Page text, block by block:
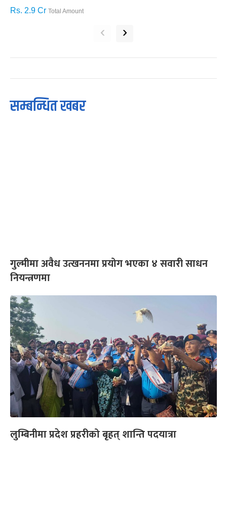
Rs. 2.9 Cr Total Amount
‹ ›
सम्बन्धित खबर
गुल्मीमा अवैध उत्खननमा प्रयोग भएका ४ सवारी साधन
नियन्त्रणमा
लुम्बिनीमा प्रदेश प्रहरीको बृहत् शान्ति पदयात्रा